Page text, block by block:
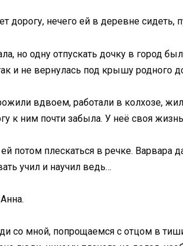
дорогу, нечего ей в деревне
но одну отпускать дочку в город
и не вернулась под крышу родного
вдвоем, работали в колхозе,
к ним почти забыла. У неё своя
потом плескаться в речке.
учил и научил ведь…
со мной, попрощаемся с отцом в